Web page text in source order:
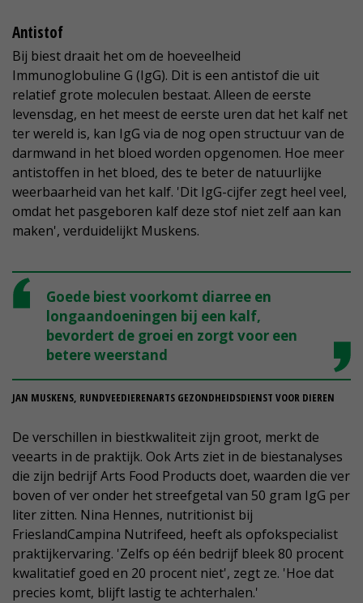
Antistof
Bij biest draait het om de hoeveelheid
Immunoglobuline G (IgG). Dit is een antistof die uit
relatief grote moleculen bestaat. Alleen de eerste
levensdag, en het meest de eerste uren dat het kalf net
ter wereld is, kan IgG via de nog open structuur van de
darmwand in het bloed worden opgenomen. Hoe meer
antistoffen in het bloed, des te beter de natuurlijke
weerbaarheid van het kalf. 'Dit IgG-cijfer zegt heel veel,
omdat het pasgeboren kalf deze stof niet zelf aan kan
maken', verduidelijkt Muskens.
Goede biest voorkomt diarree en
longaandoeningen bij een kalf,
bevordert de groei en zorgt voor een
betere weerstand
JAN MUSKENS, RUNDVEEDIERENARTS GEZONDHEIDSDIENST VOOR DIEREN
De verschillen in biestkwaliteit zijn groot, merkt de
veearts in de praktijk. Ook Arts ziet in de biestanalyses
die zijn bedrijf Arts Food Products doet, waarden die ver
boven of ver onder het streefgetal van 50 gram IgG per
liter zitten. Nina Hennes, nutritionist bij
FrieslandCampina Nutrifeed, heeft als opfokspecialist
praktijkervaring. 'Zelfs op één bedrijf bleek 80 procent
kwalitatief goed en 20 procent niet', zegt ze. 'Hoe dat
precies komt, blijft lastig te achterhalen.'